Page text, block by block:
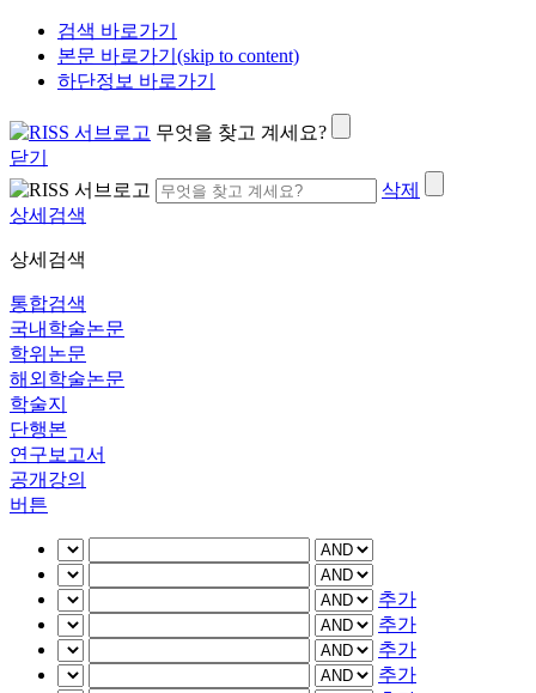
검색 바로가기
본문 바로가기(skip to content)
하단정보 바로가기
무엇을 찾고 계세요?
닫기
삭제
상세검색
상세검색
통합검색
국내학술논문
학위논문
해외학술논문
학술지
단행본
연구보고서
공개강의
버튼
추가
추가
추가
추가